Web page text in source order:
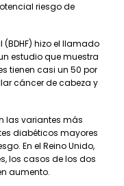
riesgo de
hizo el llamado
estudio que muestra
tienen casi un 50 por
cáncer de cabeza y
las variantes más
diabéticos mayores
En el Reino Unido,
los casos de los dos
aumento.